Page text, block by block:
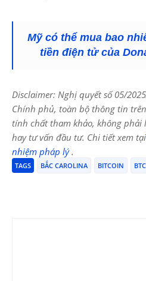
Mỹ có thể mua bao
tiền điện tử của
Disclaimer: Nghị quyết số 05/
Chính phủ, toàn bộ thông tin
tính chất tham khảo, không phải
hay tư vấn đầu tư. Chi tiết xem tại
nhiệm pháp lý.
TAGS BẮC CAROLINA BITCOIN BTC